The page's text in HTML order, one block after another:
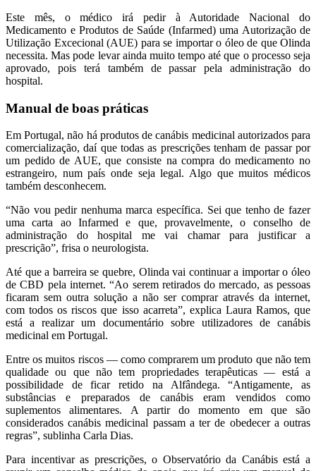
Este mês, o médico irá pedir à Autoridade Nacional do
Medicamento e Produtos de Saúde (Infarmed) uma Autorização de
Utilização Excecional (AUE) para se importar o óleo de que Olinda
necessita. Mas pode levar ainda muito tempo até que o processo seja
aprovado, pois terá também de passar pela administração do
hospital.
Manual de boas práticas
Em Portugal, não há produtos de canábis medicinal autorizados para
comercialização, daí que todas as prescrições tenham de passar por
um pedido de AUE, que consiste na compra do medicamento no
estrangeiro, num país onde seja legal. Algo que muitos médicos
também desconhecem.
“Não vou pedir nenhuma marca específica. Sei que tenho de fazer
uma carta ao Infarmed e que, provavelmente, o conselho de
administração do hospital me vai chamar para justificar a
prescrição”, frisa o neurologista.
Até que a barreira se quebre, Olinda vai continuar a importar o óleo
de CBD pela internet. “Ao serem retirados do mercado, as pessoas
ficaram sem outra solução a não ser comprar através da internet,
com todos os riscos que isso acarreta”, explica Laura Ramos, que
está a realizar um documentário sobre utilizadores de canábis
medicinal em Portugal.
Entre os muitos riscos — como comprarem um produto que não tem
qualidade ou que não tem propriedades terapêuticas — está a
possibilidade de ficar retido na Alfândega. “Antigamente, as
substâncias e preparados de canábis eram vendidos como
suplementos alimentares. A partir do momento em que são
considerados canábis medicinal passam a ter de obedecer a outras
regras”, sublinha Carla Dias.
Para incentivar as prescrições, o Observatório da Canábis está a